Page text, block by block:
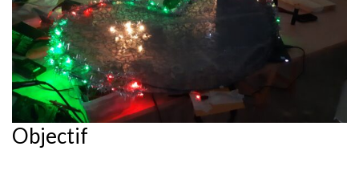
Objectif